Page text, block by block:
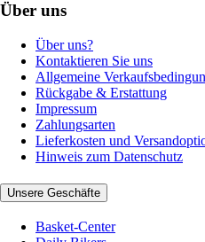
Über uns
Über uns?
Kontaktieren Sie uns
Allgemeine
Rückgabe & Erstattung
Impressum
Zahlungsarten
Lieferkosten und
Hinweis zum Datenschutz
Unsere Geschäfte
Basket-Center